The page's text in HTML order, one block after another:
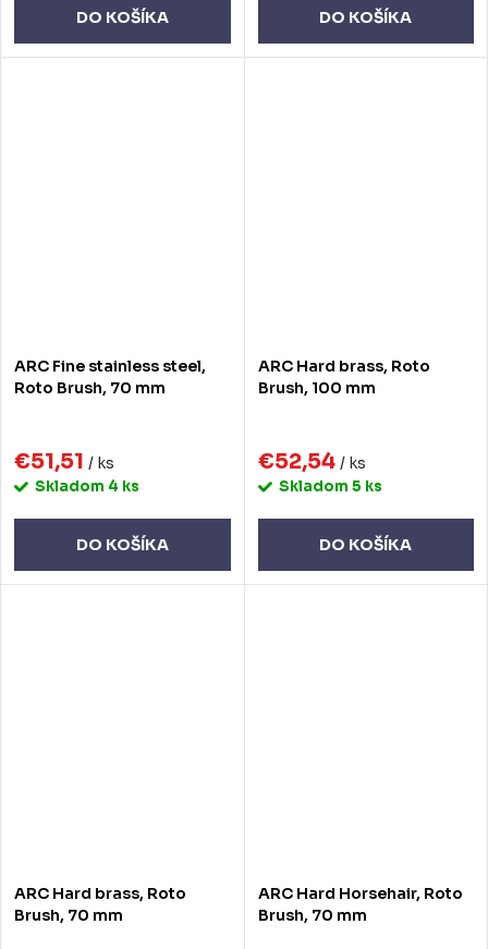
DO KOŠÍKA DO KOŠÍKA
ARC Fine stainless steel,
Roto Brush, 70 mm
€51,51 / ks
Skladom 4 ks
DO KOŠÍKA
ARC Hard brass, Roto
Brush, 100 mm
€52,54 / ks
Skladom 5 ks
DO KOŠÍKA
ARC Hard brass, Roto
Brush, 70 mm
ARC Hard Horsehair, Roto
Brush, 70 mm